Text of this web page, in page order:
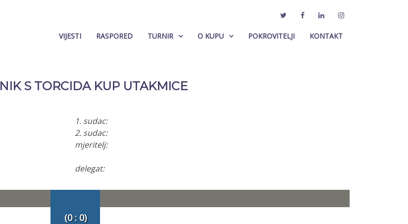
VIJESTI RASPORED TURNIR O KUPU POKROVITELJI KONTAKT
S TORCIDA KUP UTAKMICE
1. sudac:
2. sudac:
mjeritelj:
delegat:
(0 : 0)